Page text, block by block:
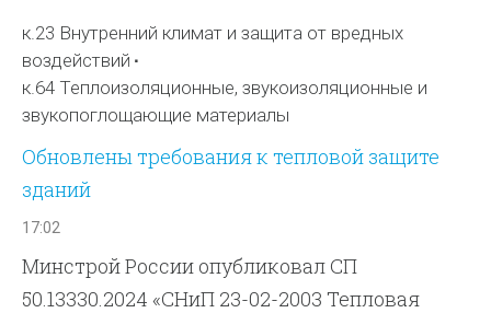
к.23 Внутренний климат и защита от вредных
воздействий
к.64 Теплоизоляционные, звукоизоляционные и
звукопоглощающие материалы
Обновлены требования к тепловой защите
зданий
17:02
Минстрой России опубликовал СП
50.13330.2024 «СНиП 23-02-2003 Тепловая